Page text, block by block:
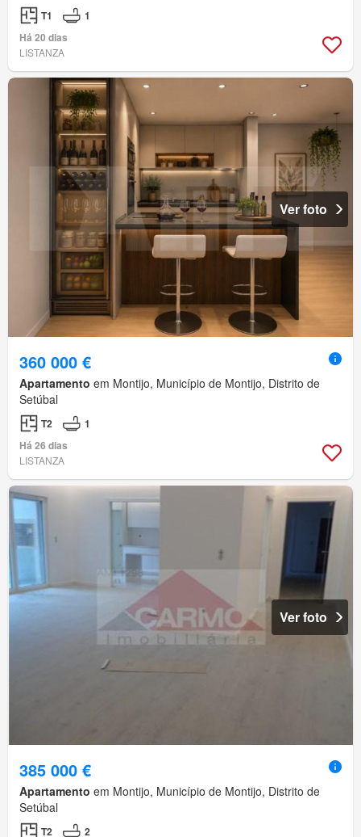
T1
1
Há 20 dias
LISTANZA
Ver foto
360 000 €
Apartamento em Montijo, Município de Montijo, Distrito de
Setúbal
T2
1
Há 26 dias
LISTANZA
Ver foto
385 000 €
Apartamento em Montijo, Município de Montijo, Distrito de
Setúbal
T2 2